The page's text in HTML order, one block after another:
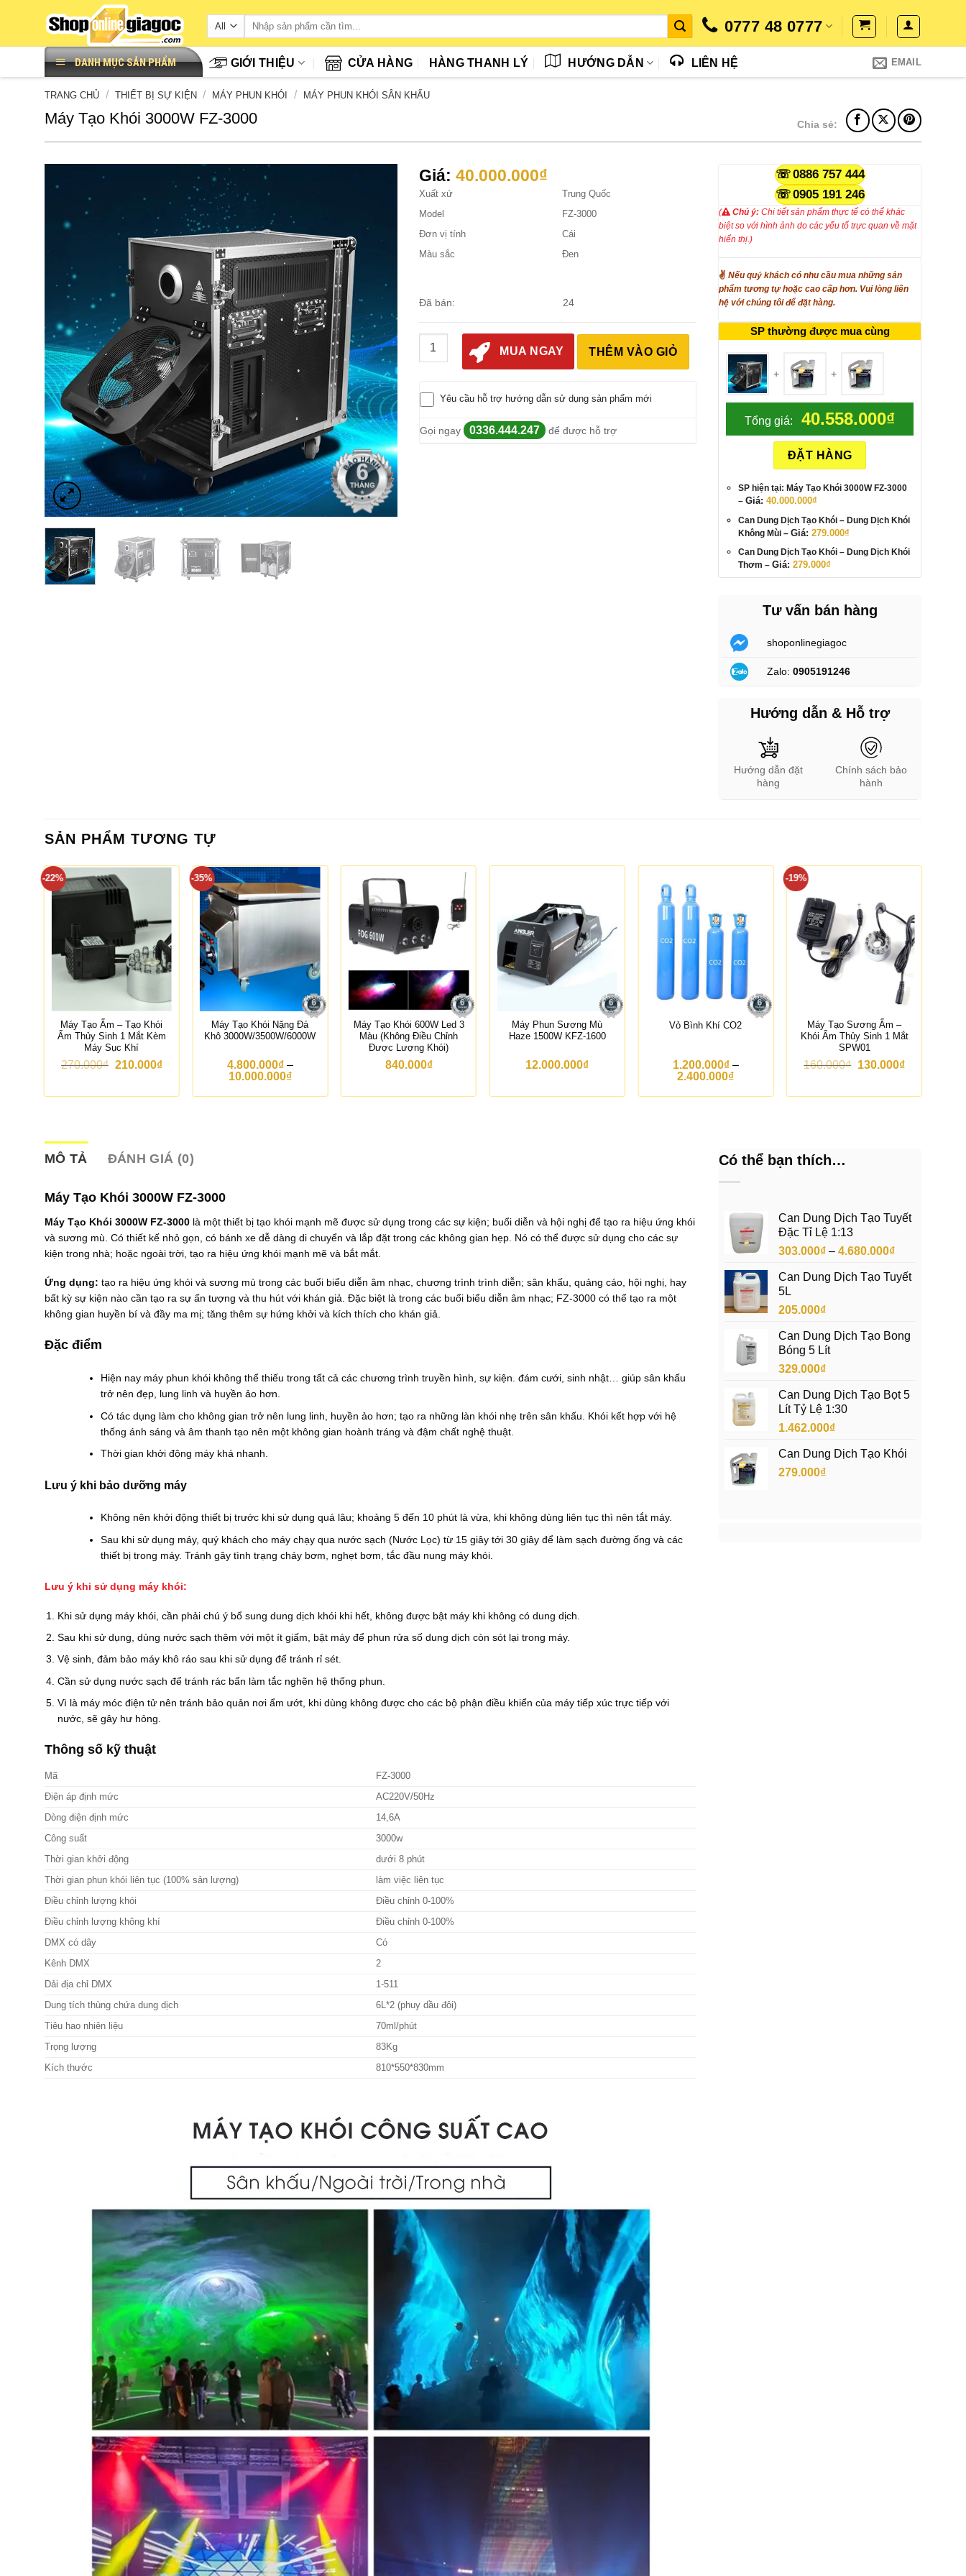
content
0777 48 0777
DANH MỤC SẢN PHẨM GIỚI THIỆU CỬA HÀNG HÀNG THANH LÝ HƯỚNG DẪN LIÊN HỆ EMAIL
TRANG CHỦ / THIẾT BỊ SỰ KIỆN / MÁY PHUN KHÓI / MÁY PHUN KHÓI SÂN KHẤU
Máy Tạo Khói 3000W FZ-3000 Chia sẻ:
Giá: 40.000.000₫
Xuất xứ
Trung Quốc
Model
FZ-3000
Đơn vị tính
Cái
Màu sắc
Đen
Đã bán: 24
Máy Tạo Khói 3000W FZ-3000 số lượng
MUA NGAY THÊM VÀO GIỎ
Yêu cầu hỗ trợ hướng dẫn sử dụng sản phẩm mới
Gọi ngay 0336.444.247 để được hỗ trợ
0886 757 444
0905 191 246
( Chú ý: Chi tiết sản phẩm thực tế có thể khác
biệt so với hình ảnh do các yếu tố trực quan về mặt
hiển thị.)
✌Nếu quý khách có nhu cầu mua những sản
phẩm tương tự hoặc cao cấp hơn. Vui lòng liên
hệ với chúng tôi để đặt hàng.
SP thường được mua cùng
+ +
Tổng giá: 40.558.000₫
ĐẶT HÀNG
SP hiện tại: Máy Tạo Khói 3000W FZ-3000
–Giá:40.000.000₫
Can Dung Dịch Tạo Khói– Dung Dịch Khói
Không Mùi –Giá:279.000₫
Can Dung Dịch Tạo Khói– Dung Dịch Khói
Thơm –Giá:279.000₫
Tư vấn bán hàng
shoponlinegiagoc
Zalo: 0905191246
Hướng dẫn & Hỗ trợ
Hướng dẫn đặt
hàng
Chính sách bảo
hành
SẢN PHẨM TƯƠNG TỰ
-22%
Máy Tạo Ẩm – Tạo Khói
Ẩm Thủy Sinh 1 Mắt Kèm
Máy Sục Khí
270.000₫ G
g
:
0
.
0
0
₫
.
210.000₫G
h
ạ
à
:
1
0
.
0
0
₫
.
-35%
Máy Tạo Khói Nặng Đá
Khô 3000W/3500W/6000W
4.800.000₫ –
10.000.000₫K
o
.
8
0
0
0
0
₫
0
0
.
Máy Tạo Khói 600W Led 3
Màu (Không Điều Chỉnh
Được Lượng Khói)
840.000₫
Máy Phun Sương Mù
Haze 1500W KFZ-1600
12.000.000₫
Vỏ Bình Khí CO2
1.200.000₫ –
2.400.000₫K
o
i
á
:
1
2
0
.
0
0
0
₫
ế
2
0
0
.
0
₫
-19%
Máy Tạo Sương Ẩm –
Khói Ẩm Thủy Sinh 1 Mắt
SPW01
160.000₫ G
g
0
0
₫
130.000₫G
h
1
3
0
0
MÔ TẢ ĐÁNH GIÁ (0)
Máy Tạo Khói 3000W FZ-3000
Máy Tạo Khói 3000W FZ-3000 là một thiết bị tạo khói mạnh mẽ được sử dụng trong các sự kiện; buổi diễn và hội nghị để tạo ra hiệu ứng khói
và sương mù. Có thiết kế nhỏ gọn, có bánh xe dễ dàng di chuyển và lắp đặt trong các không gian hẹp. Nó có thể được sử dụng cho các sự
kiện trong nhà; hoặc ngoài trời, tạo ra hiệu ứng khói mạnh mẽ và bắt mắt.
Ứng dụng: tạo ra hiệu ứng khói và sương mù trong các buổi biểu diễn âm nhạc, chương trình trình diễn; sân khấu, quảng cáo, hội nghị, hay
bất kỳ sự kiện nào cần tạo ra sự ấn tượng và thu hút với khán giả. Đặc biệt là trong các buổi biểu diễn âm nhạc; FZ-3000 có thể tạo ra một
không gian huyền bí và đầy ma mị; tăng thêm sự hứng khởi và kích thích cho khán giả.
Đặc điểm
Hiện nay máy phun khói không thể thiếu trong tất cả các chương trình truyền hình, sự kiện. đám cưới, sinh nhật… giúp sân khấu
trở nên đẹp, lung linh và huyền ảo hơn.
Có tác dụng làm cho không gian trở nên lung linh, huyền ảo hơn; tạo ra những làn khói nhẹ trên sân khấu. Khói kết hợp với hệ
thống ánh sáng và âm thanh tạo nên một không gian hoành tráng và đậm chất nghệ thuật.
Thời gian khởi động máy khá nhanh.
Lưu ý khi bảo dưỡng máy
Không nên khởi động thiết bị trước khi sử dụng quá lâu; khoảng 5 đến 10 phút là vừa, khi không dùng liên tục thì nên tắt máy.
Sau khi sử dụng máy, quý khách cho máy chạy qua nước sạch (Nước Lọc) từ 15 giây tới 30 giây để làm sạch đường ống và các
thiết bị trong máy. Tránh gây tình trạng cháy bơm, nghẹt bơm, tắc đầu nung máy khói.
Lưu ý khi sử dụng máy khói:
Khi sử dụng máy khói, cần phải chú ý bổ sung dung dịch khói khi hết, không được bật máy khi không có dung dịch.
Sau khi sử dụng, dùng nước sạch thêm với một ít giấm, bật máy để phun rửa số dung dịch còn sót lại trong máy.
Vệ sinh, đảm bảo máy khô ráo sau khi sử dụng để tránh rỉ sét.
Cần sử dụng nước sạch để tránh rác bẩn làm tắc nghẽn hệ thống phun.
Vì là máy móc điện tử nên tránh bảo quản nơi ẩm ướt, khi dùng không được cho các bộ phận điều khiển của máy tiếp xúc trực tiếp với
nước, sẽ gây hư hỏng.
Thông số kỹ thuật
Mã FZ-3000
Điện áp định mức AC220V/50Hz
Dòng điện định mức 14,6A
Công suất 3000w
Thời gian khởi động dưới 8 phút
Thời gian phun khói liên tục (100% sản lượng) làm việc liên tục
Điều chỉnh lượng khói Điều chỉnh 0-100%
Điều chỉnh lượng không khí Điều chỉnh 0-100%
DMX có dây Có
Kênh DMX 2
Dải địa chỉ DMX 1-511
Dung tích thùng chứa dung dịch 6L*2 (phuy dầu đôi)
Tiêu hao nhiên liệu 70ml/phút
Trọng lượng 83Kg
Kích thước 810*550*830mm
Có thể bạn thích…
Can Dung Dịch Tạo Tuyết
Đặc Tỉ Lệ 1:13
303.000₫ – 4.680.000₫Khoảng
từ
Can Dung Dịch Tạo Tuyết
5L
205.000₫
Can Dung Dịch Tạo Bong
Bóng 5 Lít
329.000₫
Can Dung Dịch Tạo Bọt 5
Lít Tỷ Lệ 1:30
1.462.000₫
Can Dung Dịch Tạo Khói
279.000₫